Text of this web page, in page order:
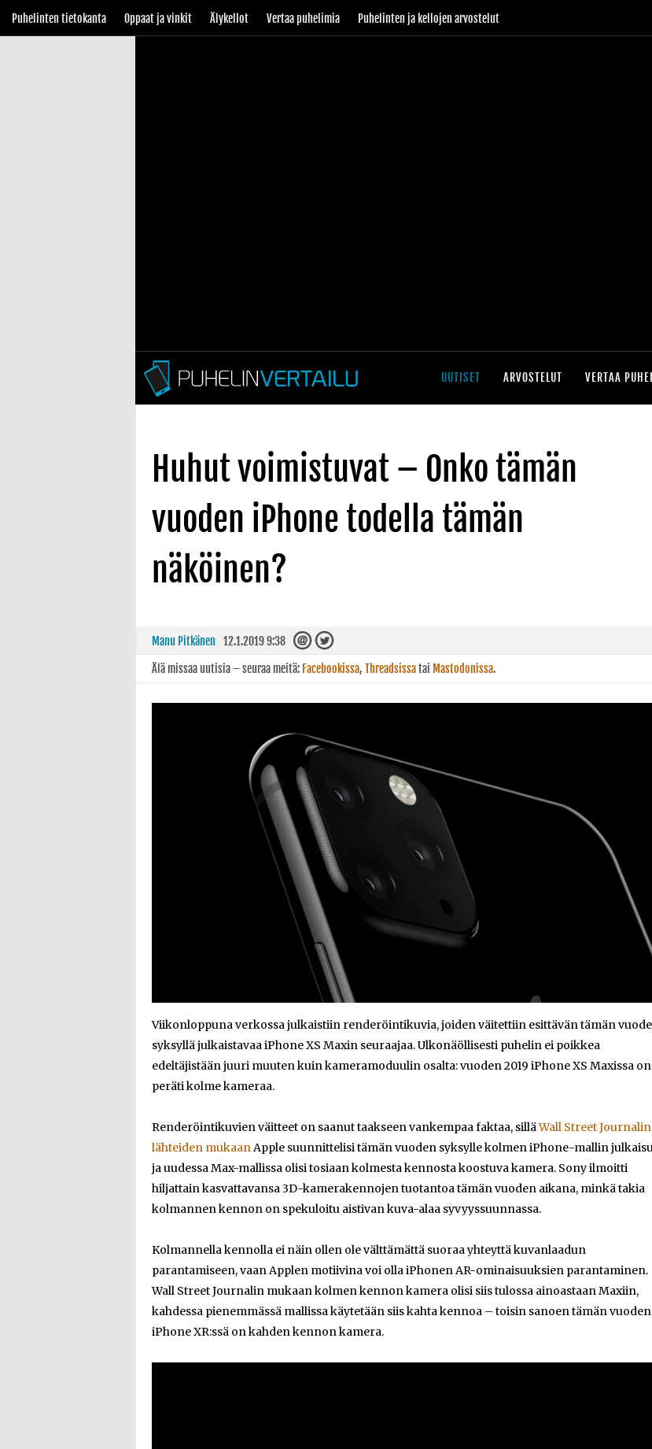
Puhelinten tietokanta Oppaat ja vinkit Älykellot Vertaa puhelimia Puhelinten ja kellojen arvostelut
UUTISET ARVOSTELUT VERTAA
Huhut voimistuvat – Onko tämän
vuoden iPhone todella tämän
näköinen?
Manu Pitkänen 12.1.2019 9:38
Älä missaa uutisia – seuraa meitä: Facebookissa, Threadsissatai Mastodonissa.
Viikonloppuna verkossa julkaistiin renderöintikuvia, joiden väitettiin esittävän tämän
syksyllä julkaistavaa iPhone XS Maxin seuraajaa. Ulkonäöllisesti puhelin ei poikkea
edeltäjistään juuri muuten kuin kameramoduulin osalta: vuoden 2019 iPhone XS Maxissa on
peräti kolme kameraa.
Renderöintikuvien väitteet on saanut taakseen vankempaa faktaa, silläWall Street Journalin
lähteiden mukaanApple suunnittelisi tämän vuoden syksylle kolmen iPhone-mallin
ja uudessa Max-mallissa olisi tosiaan kolmesta kennosta koostuva kamera. Sony ilmoitti
hiljattain kasvattavansa 3D-kamerakennojen tuotantoa tämän vuoden aikana, minkä takia
kolmannen kennon on spekuloitu aistivan kuva-alaa syvyyssuunnassa.
Kolmannella kennolla ei näin ollen ole välttämättä suoraa yhteyttä kuvanlaadun
parantamiseen, vaan Applen motiivina voi olla iPhonen AR-ominaisuuksien parantaminen.
Wall Street Journalin mukaan kolmen kennon kamera olisi siis tulossa ainoastaan Maxiin,
kahdessa pienemmässä mallissa käytetään siis kahta kennoa – toisin sanoen tämän vuoden
iPhone XR:ssä on kahden kennon kamera.